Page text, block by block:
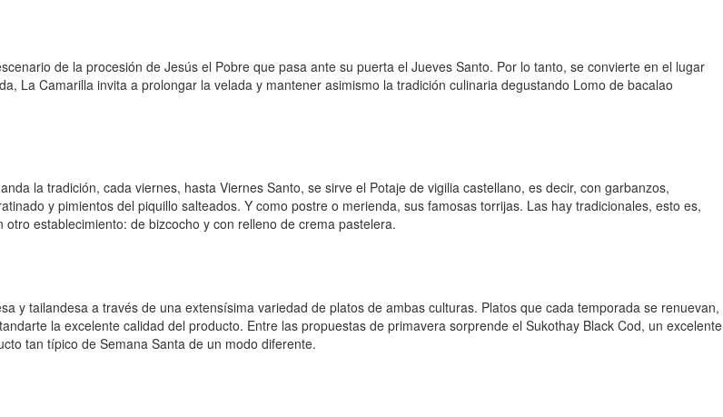
de la procesión de Jesús el Pobre que pasa ante su puerta el Jueves Santo. Por lo tanto, se convierte en el lugar
La Camarilla invita a prolongar la velada y mantener asimismo la tradición culinaria degustando Lomo de bacalao
la tradición, cada viernes, hasta Viernes Santo, se sirve el Potaje de vigilia castellano, es decir, con garbanzos,
y pimientos del piquillo salteados. Y como postre o merienda, sus famosas torrijas. Las hay tradicionales, esto es,
establecimiento: de bizcocho y con relleno de crema pastelera.
y tailandesa a través de una extensísima variedad de platos de ambas culturas. Platos que cada temporada se renuevan,
la excelente calidad del producto. Entre las propuestas de primavera sorprende el Sukothay Black Cod, un excelente
tan típico de Semana Santa de un modo diferente.